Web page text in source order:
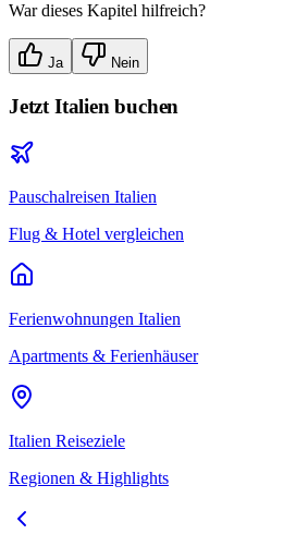
War dieses Kapitel hilfreich?
Ja Nein
Jetzt Italien buchen
Pauschalreisen Italien
Flug & Hotel vergleichen
Ferienwohnungen Italien
Apartments & Ferienhäuser
Italien Reiseziele
Regionen & Highlights